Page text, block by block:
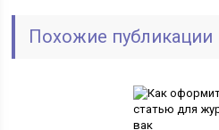
Похожие публикации